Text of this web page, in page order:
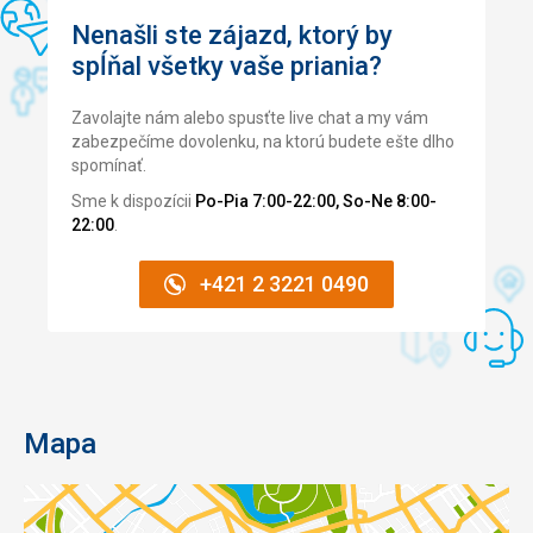
Táto recenzia bola preložená automaticky pomocou
Google Translate
Nenašli ste zájazd, ktorý by
spĺňal všetky vaše priania?
Zavolajte nám alebo spusťte live chat a my vám
zabezpečíme dovolenku, na ktorú budete ešte dlho
spomínať.
Sme k dispozícii Po-Pia 7:00-22:00, So-Ne 8:00-
22:00.
+421 2 3221 0490
Mapa